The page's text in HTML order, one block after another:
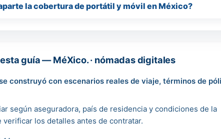
la cobertura de portátil y móvil en México?
guía — MéXico. · nómadas digitales
construyó con escenarios reales de viaje, términos de
según aseguradora, país de residencia y condiciones de la
verificar los detalles antes de contratar.